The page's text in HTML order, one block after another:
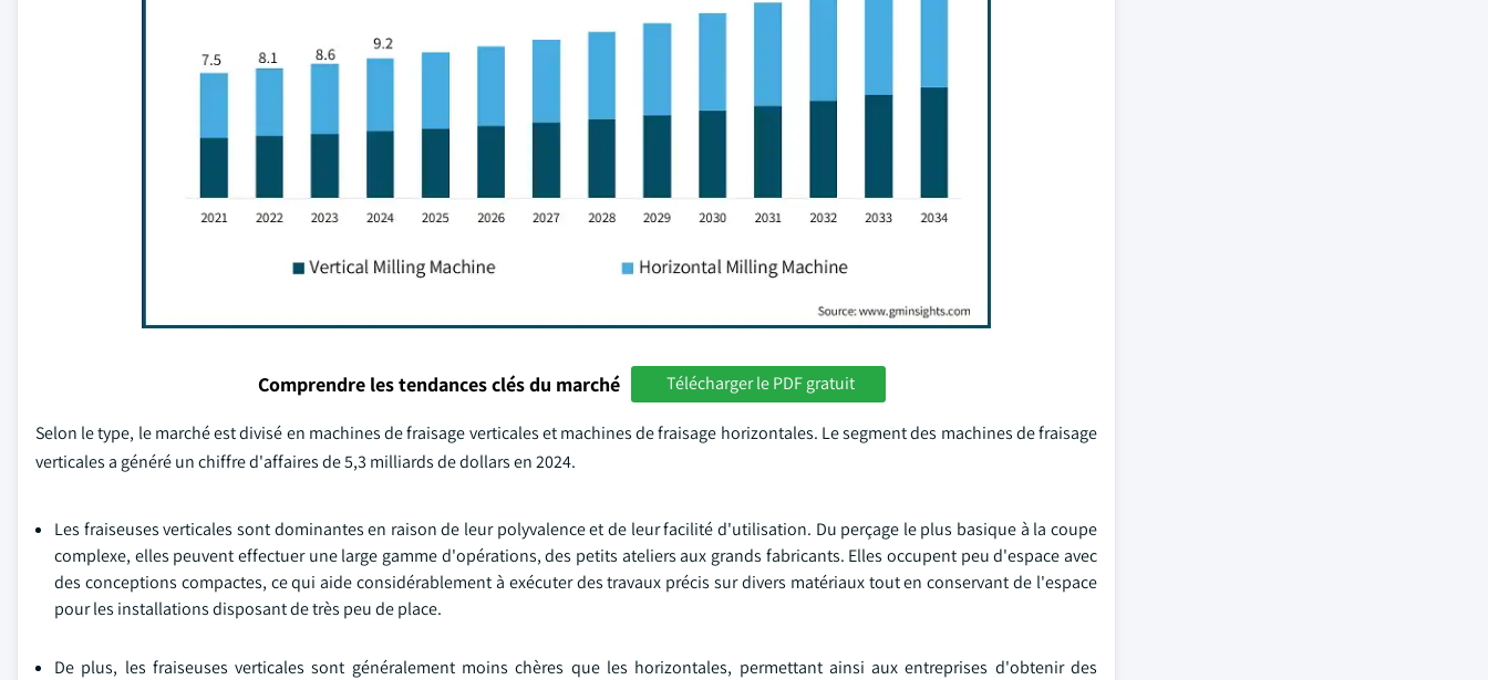
Comprendre les tendances clés du marché Télécharger le PDF gratuit
Selon le type, le marché est divisé en machines de fraisage verticales et machines de fraisage horizontales. Le segment des machines de fraisage
verticales a généré un chiffre d'affaires de 5,3 milliards de dollars en 2024.
Les fraiseuses verticales sont dominantes en raison de leur polyvalence et de leur facilité d'utilisation. Du perçage le plus basique à la coupe
complexe, elles peuvent effectuer une large gamme d'opérations, des petits ateliers aux grands fabricants. Elles occupent peu d'espace avec
des conceptions compactes, ce qui aide considérablement à exécuter des travaux précis sur divers matériaux tout en conservant de l'espace
pour les installations disposant de très peu de place.
De plus, les fraiseuses verticales sont généralement moins chères que les horizontales, permettant ainsi aux entreprises d'obtenir des